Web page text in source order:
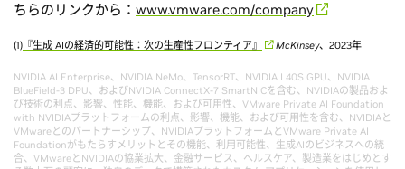
ちらのリンクから： www.vmware.com/company
(1) 『生成 AIの経済的可能性：次の生産性フロンティア』 McKinsey、2023年
NVIDIA AI Enterprise、NVIDIA NeMo、TensorRT、NVIDIA L40S GPU、NVIDIA
BlueField-3 DPU、およびNVIDIA ConnectX-7 SmartNICを含む、NVIDIAの製品およ
び技術の利点、影響、性能、機能、および可用性、VMware Private AI Foundation
with NVIDIAプラットフォームの利点、影響、機能、および可用性を含む、NVIDIAと
VMwareとのパートナーシップ、NVIDIAプラットフォームとVMware Private AI
Foundationがもたらすメリットとその機能、利用可能性、生成AIのビジネスへの統
合、VMwareとNVIDIAの協業拡大、金融サービス、ヘルスケア、製造業をはじめとす